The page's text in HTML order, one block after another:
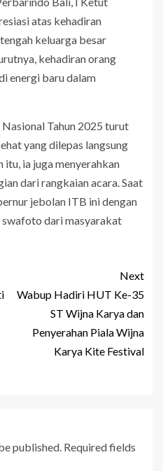
atas kehadiran
keluarga besar
kehadiran orang
energi baru dalam
Tahun 2025 turut
yang dilepas langsung
itu, ia juga menyerahkan
dari rangkaian acara. Saat
jebolan ITB ini dengan
swafoto dari masyarakat
Next
Wabup Hadiri HUT Ke-35
ST Wijna Karya dan
Penyerahan Piala Wijna
Karya Kite Festival
published. Required fields